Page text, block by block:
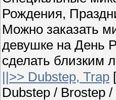
Рождения,
Можно заказать
девушке на День
сделать близким
||>> Dubstep, Trap
Dubstep / Brostep